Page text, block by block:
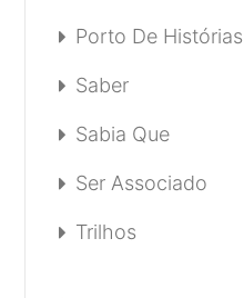
Porto De Histórias
Saber
Sabia Que
Ser Associado
Trilhos